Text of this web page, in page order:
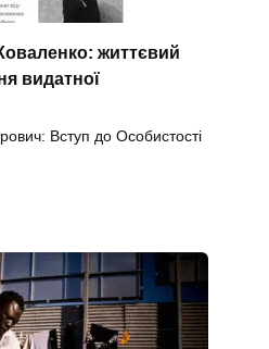
життєвий
видатної
Вступ до Особистості